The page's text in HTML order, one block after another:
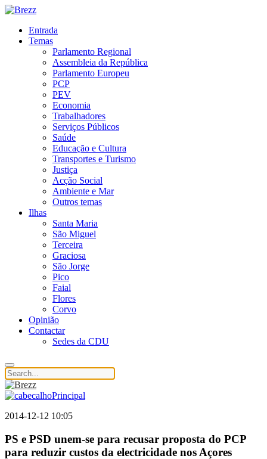
Entrada
Temas
Parlamento Regional
Assembleia da República
Parlamento Europeu
PCP
PEV
Economia
Trabalhadores
Serviços Públicos
Saúde
Educação e Cultura
Transportes e Turismo
Justiça
Acção Social
Ambiente e Mar
Outros temas
Ilhas
Santa Maria
São Miguel
Terceira
Graciosa
São Jorge
Pico
Faial
Flores
Corvo
Opinião
Contactar
Sedes da CDU
2014-12-12 10:05
PS e PSD unem-se para recusar proposta do PCP
para reduzir custos da electricidade nos Açores